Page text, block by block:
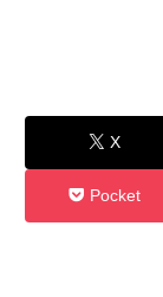
X
Pocket